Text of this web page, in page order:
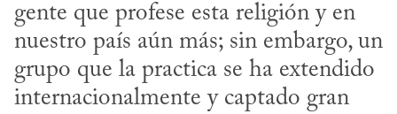
gente que profese esta religión y en
nuestro país aún más; sin embargo, un
grupo que la practica se ha extendido
internacionalmente y captado gran